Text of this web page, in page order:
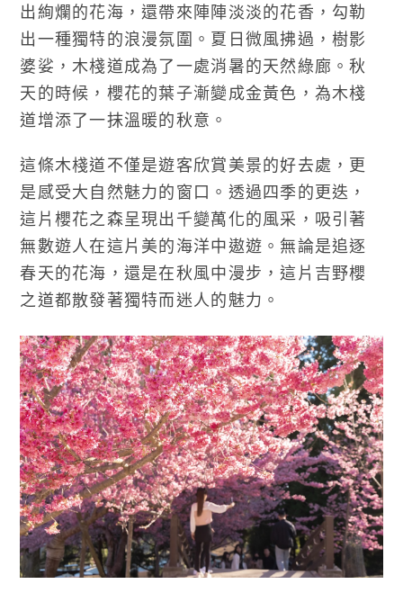
出絢爛的花海，還帶來陣陣淡淡的花香，勾勒
出一種獨特的浪漫氛圍。夏日微風拂過，樹影
婆娑，木棧道成為了一處消暑的天然綠廊。秋
天的時候，櫻花的葉子漸變成金黃色，為木棧
道增添了一抹溫暖的秋意。
這條木棧道不僅是遊客欣賞美景的好去處，更
是感受大自然魅力的窗口。透過四季的更迭，
這片櫻花之森呈現出千變萬化的風采，吸引著
無數遊人在這片美的海洋中遨遊。無論是追逐
春天的花海，還是在秋風中漫步，這片吉野櫻
之道都散發著獨特而迷人的魅力。